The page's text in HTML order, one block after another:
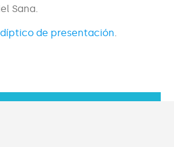
Sana.
de presentación